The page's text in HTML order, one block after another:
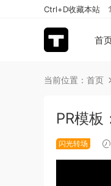
首
Ctrl+D收藏本站
当前位置： 首页
PR模板
闪光转场